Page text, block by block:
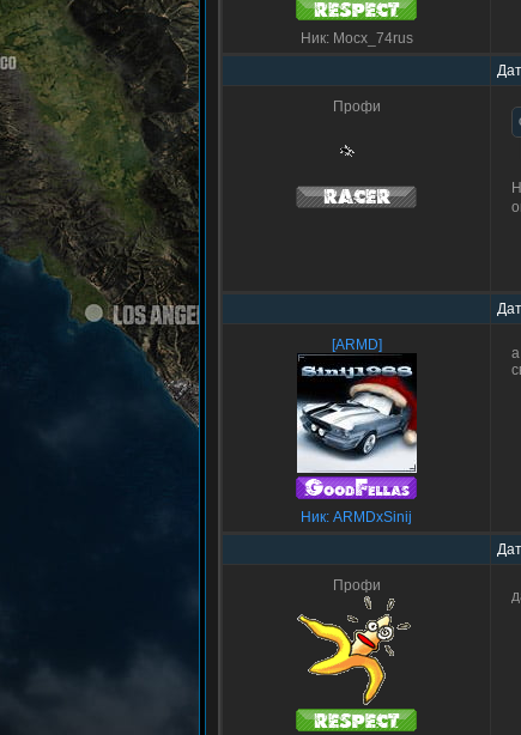
Ник: Mocx_74rus
Профи
[ARMD]
Ник: ARMDxSinij
Профи